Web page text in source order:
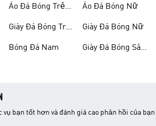
Áo Đá Bóng Trẻ
Giày Đá Bóng Trẻ
Bóng Đá Nam
Áo Đá Bóng Nữ
Giày Đá Bóng Nữ
Giày Đá Bóng Sân
vụ bạn tốt hơn và đánh giá cao phản hồi của bạn